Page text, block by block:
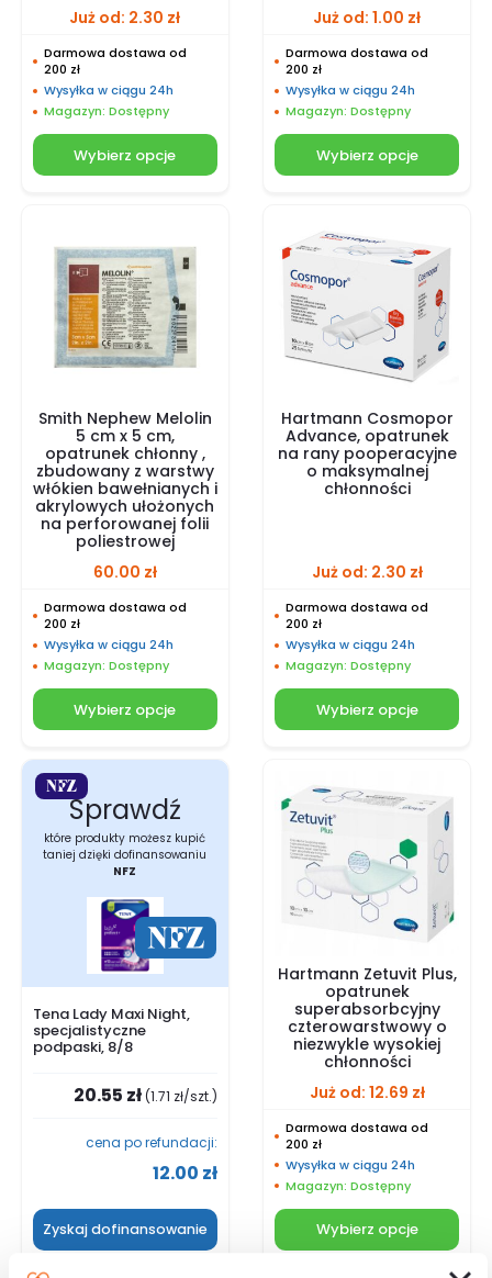
Już od: 2.30 zł
Darmowa dostawa od
200 zł
Wysyłka w ciągu 24h
Magazyn: Dostępny
Wybierz opcje
Już od:1.00 zł
Darmowa dostawa od
200 zł
Wysyłka w ciągu 24h
Magazyn: Dostępny
Wybierz opcje
Smith Nephew Melolin
5 cm x 5 cm,
opatrunek chłonny ,
zbudowany z warstwy
włókien bawełnianych i
akrylowych ułożonych
na perforowanej folii
poliestrowej
60.00 zł
Darmowa dostawa od
200 zł
Wysyłka w ciągu 24h
Magazyn: Dostępny
Wybierz opcje
Hartmann Cosmopor
Advance, opatrunek
na rany pooperacyjne
o maksymalnej
chłonności
Już od: 2.30 zł
Darmowa dostawa od
200 zł
Wysyłka w ciągu 24h
Magazyn: Dostępny
Wybierz opcje
Sprawdź
które produkty możesz kupić
taniej dzięki dofinansowaniu
NFZ
Tena Lady Maxi Night,
specjalistyczne
podpaski, 8/8
20.55 zł(1.71 zł/szt.)
cena po refundacji:
12.00 zł
Zyskaj dofinansowanie
Hartmann Zetuvit Plus,
opatrunek
superabsorbcyjny
czterowarstwowy o
niezwykle wysokiej
chłonności
Już od: 12.69 zł
Darmowa dostawa od
200 zł
Wysyłka w ciągu 24h
Magazyn: Dostępny
Wybierz opcje